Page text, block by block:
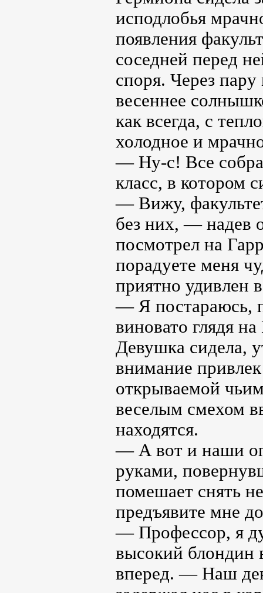
исподлобья
появления
соседней перед
споря. Через
весеннее
как всегда, с
холодное и
— Ну-с! Все
класс, в котором
— Вижу,
без них, — надев
посмотрел на
порадуете меня
приятно удивлен
— Я постараюсь,
виновато глядя
Девушка сидела,
внимание
открываемой
веселым смехом
находятся.
— А вот и наши
руками,
помешает снять
предъявите мне
— Профессор, я
высокий блондин
вперед. — Наш